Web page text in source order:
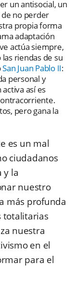
un antisocial, un
de no perder
propia forma
adaptación
actúa siempre,
riendas de su
San Juan Pablo II:
personal y
así es
pero gana la
es un mal
ciudadanos
y la
nuestro
más profunda
totalitarias
nuestra
en el
para el